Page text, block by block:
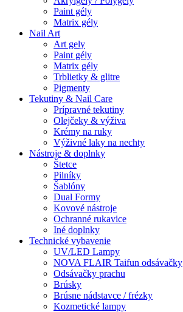
Paint gély
Matrix gély
Nail Art
Art gely
Paint gély
Matrix gély
Trblietky & glitre
Pigmenty
Tekutiny & Nail Care
Prípravné tekutiny
Olejčeky & výživa
Krémy na ruky
Výživné laky na nechty
Nástroje & doplnky
Štetce
Pilníky
Šablóny
Dual Formy
Kovové nástroje
Ochranné rukavice
Iné doplnky
Technické vybavenie
UV/LED Lampy
NOVA FLAIR Taifun odsávačky
Odsávačky prachu
Brúsky
Brúsne nádstavce / frézky
Kozmetické lampy